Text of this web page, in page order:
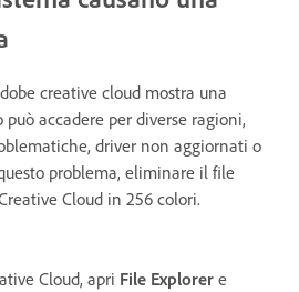
creative cloud mostra una
accadere per diverse ragioni,
driver non aggiornati o
problema, eliminare il file
Cloud in 256 colori.
Cloud, apri File Explorer e